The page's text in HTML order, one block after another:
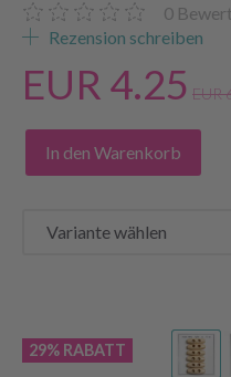
0
Rezension schreiben
EUR 4.25 EUR
In den Warenkorb
29% RABATT